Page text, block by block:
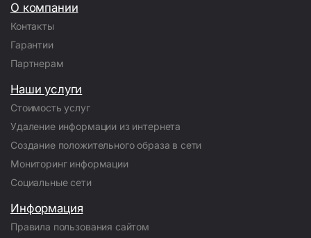
О компании
Контакты
Гарантии
Партнерам
Наши услуги
Стоимость услуг
Удаление информации из интернета
Создание положительного образа в сети
Мониторинг информации
Социальные сети
Информация
Правила пользования сайтом